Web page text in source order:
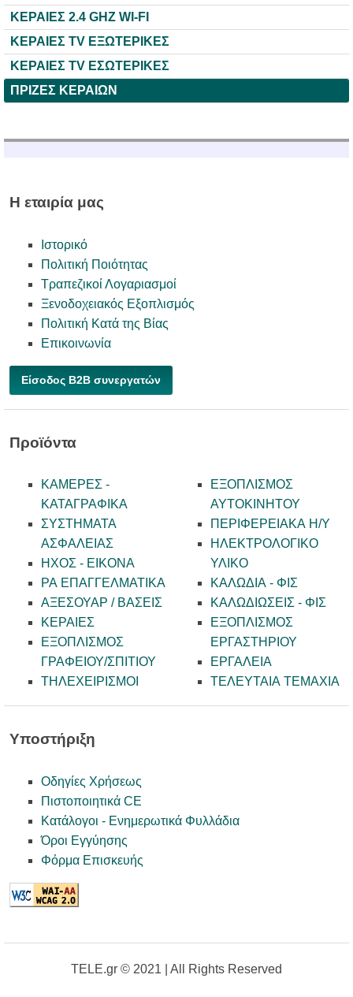
ΚΕΡΑΙΕΣ 2.4 GHZ WI-FI
ΚΕΡΑΙΕΣ TV ΕΞΩΤΕΡΙΚΕΣ
ΚΕΡΑΙΕΣ TV ΕΣΩΤΕΡΙΚΕΣ
ΠΡΙΖΕΣ ΚΕΡΑΙΩΝ
Η εταιρία μας
Ιστορικό
Πολιτική Ποιότητας
Τραπεζικοί Λογαριασμοί
Ξενοδοχειακός Εξοπλισμός
Πολιτική Κατά της Βίας
Επικοινωνία
Είσοδος B2B συνεργατών
Προϊόντα
ΚΑΜΕΡΕΣ -
KATAΓΡΑΦΙΚΑ
ΣΥΣΤΗΜΑΤΑ
ΑΣΦΑΛΕΙΑΣ
ΗΧΟΣ - ΕΙΚΟΝΑ
PA ΕΠΑΓΓΕΛΜΑΤΙΚΑ
ΑΞΕΣΟΥΑΡ / ΒΑΣΕΙΣ
ΚΕΡΑΙΕΣ
ΕΞΟΠΛΙΣΜΟΣ
ΓΡΑΦΕΙΟΥ/ΣΠΙΤΙΟΥ
ΤΗΛΕΧΕΙΡΙΣΜΟΙ
ΕΞΟΠΛΙΣΜΟΣ
ΑΥΤΟΚΙΝΗΤΟΥ
ΠΕΡΙΦΕΡΕΙΑΚΑ Η/Υ
ΗΛΕΚΤΡΟΛΟΓΙΚΟ
ΥΛΙΚΟ
ΚΑΛΩΔΙΑ - ΦΙΣ
ΚΑΛΩΔΙΩΣΕΙΣ - ΦΙΣ
ΕΞΟΠΛΙΣΜΟΣ
ΕΡΓΑΣΤΗΡΙΟΥ
ΕΡΓΑΛΕΙΑ
ΤΕΛΕΥΤΑΙΑ ΤΕΜΑΧΙΑ
Υποστήριξη
Οδηγίες Χρήσεως
Πιστοποιητικά CE
Κατάλογοι - Ενημερωτικά Φυλλάδια
Όροι Εγγύησης
Φόρμα Επισκευής
TELE.gr © 2021 | All Rights Reserved